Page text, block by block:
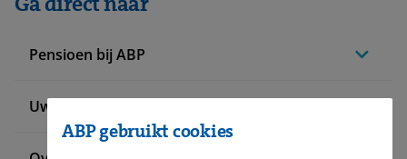
Pensioen bij ABP
Uw situatie verandert
ABP gebruikt cookies